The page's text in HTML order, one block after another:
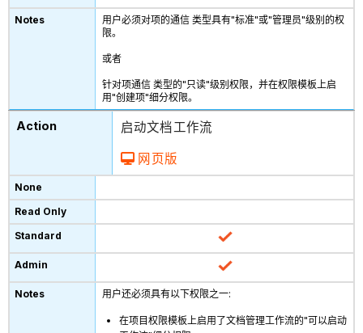
用户必须对项的通信 类型具有"标准"或"管理员"级别的权
限。
或者
针对项通信 类型的"只读"级别权限，并在权限模板上启
用"创建项"细分权限。
启动文档工作流
网页版
用户还必须具有以下权限之一:
在项目权限模板上启用了文档管理工作流的"可以启动